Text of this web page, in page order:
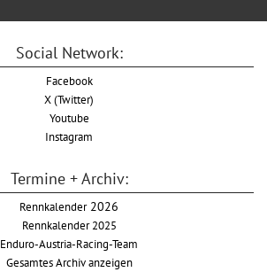
Social Network:
Facebook
X (Twitter)
Youtube
Instagram
Termine + Archiv:
Rennkalender2026
Rennkalender 2025
Enduro-Austria-Racing-Team
Gesamtes Archiv anzeigen